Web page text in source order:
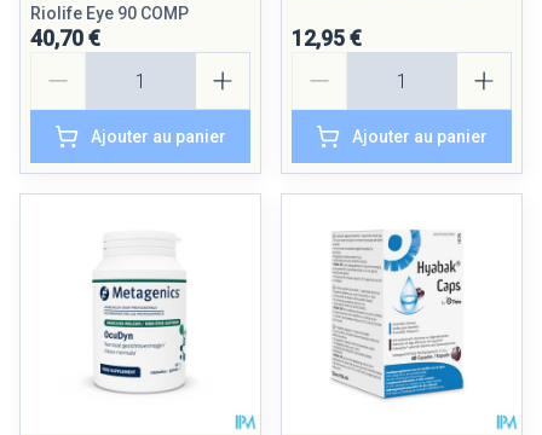
Riolife Eye 90 COMP
40,70 €
Ajouter au panier
12,95 €
Ajouter au panier